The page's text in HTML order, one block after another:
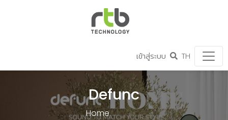
เข้าสู่ระบบ TH
Defunc
Home